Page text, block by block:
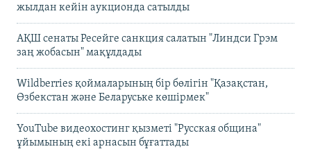
жылдан кейін аукционда сатылды
АҚШ сенаты Ресейге санкция салатын "Линдси Грэм
заң жобасын" мақұлдады
Wildberries қоймаларының бір бөлігін "Қазақстан,
Өзбекстан және Беларуське көшірмек"
YouTube видеохостинг қызметі "Русская община"
ұйымының екі арнасын бұғаттады